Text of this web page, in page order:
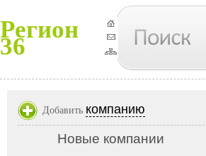
Регион
36
Добавить компанию
Новые компании